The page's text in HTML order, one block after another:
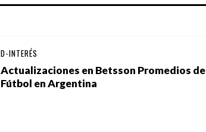
Actualizaciones en Betsson Promedios de
Fútbol en Argentina
D-INTERÉS